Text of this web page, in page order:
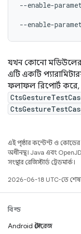
--enable-
--enable-
যখন কোনো মডিউলের
এটি একটি
ফলাফল রিপোর্ট করে,
এই পৃষ্ঠার কন্টেন্ট ও
অধীনস্থ। Java এবং
সংস্থার রেজিস্টার্ড ট্রেডমার্ক।
2026-06-18 UTC-তে
বিল্ড
Android স্টোরেজ